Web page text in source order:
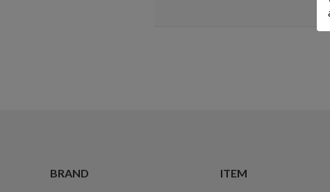
BRAND ITEM